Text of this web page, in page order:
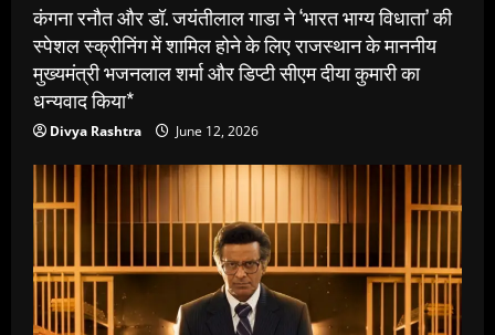
कंगना रनौत और डॉ. जयंतीलाल गाडा ने ‘भारत भाग्य विधाता’ की
स्पेशल स्क्रीनिंग में शामिल होने के लिए राजस्थान के माननीय
मुख्यमंत्री भजनलाल शर्मा और डिप्टी सीएम दीया कुमारी का
धन्यवाद किया*
Divya Rashtra June 12, 2026